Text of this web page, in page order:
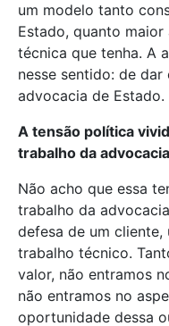
um modelo tanto
Estado, quanto
técnica que tenha. A
nesse sentido: de
advocacia de Estado.
A tensão política
trabalho da
Não acho que essa
trabalho da
defesa de um cliente,
trabalho técnico.
valor, não entramos
não entramos no
oportunidade dessa